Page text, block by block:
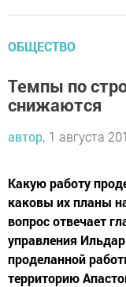
ОБЩЕСТВО
Темпы по
снижаются
автор, 1 августа
Какую работу
каковы их планы
вопрос отвечает
управления
проделанной
территорию